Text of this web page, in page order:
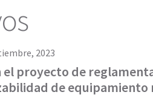
2023
el proyecto de
de equipamiento